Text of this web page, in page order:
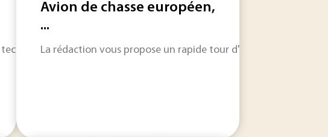
de conflits. Dans l’industrie, ils s’installent progressivement...
se caractérise par une accélération des stratégies de
Avion de chasse européen,
...
La rédaction vous propose un rapide tour d'horizon sur les